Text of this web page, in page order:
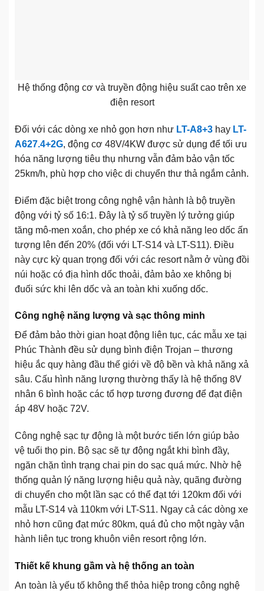
Hệ thống động cơ và truyền động hiệu suất cao trên xe
điện resort
Đối với các dòng xe nhỏ gọn hơn như LT-A8+3 hay LT-
A627.4+2G, động cơ 48V/4KW được sử dụng để tối ưu
hóa năng lượng tiêu thụ nhưng vẫn đảm bảo vận tốc
25km/h, phù hợp cho việc di chuyển thư thả ngắm cảnh.
Điểm đặc biệt trong công nghệ vận hành là bộ truyền
động với tỷ số 16:1. Đây là tỷ số truyền lý tưởng giúp
tăng mô-men xoắn, cho phép xe có khả năng leo dốc ấn
tượng lên đến 20% (đối với LT-S14 và LT-S11). Điều
này cực kỳ quan trọng đối với các resort nằm ở vùng đồi
núi hoặc có địa hình dốc thoải, đảm bảo xe không bị
đuối sức khi lên dốc và an toàn khi xuống dốc.
Công nghệ năng lượng và sạc thông minh
Để đảm bảo thời gian hoạt động liên tục, các mẫu xe tại
Phúc Thành đều sử dụng bình điện Trojan – thương
hiệu ắc quy hàng đầu thế giới về độ bền và khả năng xả
sâu. Cấu hình năng lượng thường thấy là hệ thống 8V
nhân 6 bình hoặc các tổ hợp tương đương để đạt điện
áp 48V hoặc 72V.
Công nghệ sạc tự động là một bước tiến lớn giúp bảo
vệ tuổi thọ pin. Bộ sạc sẽ tự động ngắt khi bình đầy,
ngăn chặn tình trạng chai pin do sạc quá mức. Nhờ hệ
thống quản lý năng lượng hiệu quả này, quãng đường
di chuyển cho một lần sạc có thể đạt tới 120km đối với
mẫu LT-S14 và 110km với LT-S11. Ngay cả các dòng xe
nhỏ hơn cũng đạt mức 80km, quá đủ cho một ngày vận
hành liên tục trong khuôn viên resort rộng lớn.
Thiết kế khung gầm và hệ thống an toàn
An toàn là yếu tố không thể thỏa hiệp trong công nghệ